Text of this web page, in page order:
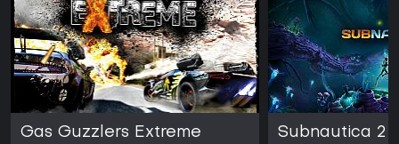
Gas Guzzlers Extreme Subnautica 2